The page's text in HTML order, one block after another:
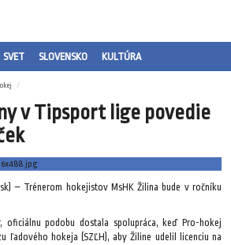
SVET SLOVENSKO KULTÚRA
v Tipsport lige povedie
– Trénerom hokejistov MsHK Žilina bude v ročníku
podobu dostala spolupráca, keď Pro-hokej
ľadového hokeja (SZĽH), aby Žiline udelil licenciu na